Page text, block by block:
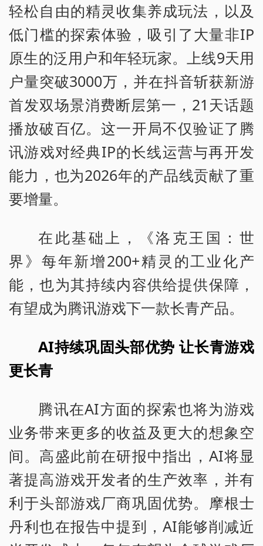
轻松自由的精灵收集养成玩法，以及
低门槛的探索体验，吸引了大量非IP
原生的泛用户和年轻玩家。上线9天用
户量突破3000万，并在抖音斩获新游
首发双场景消费断层第一，21天话题
播放破百亿。这一开局不仅验证了腾
讯游戏对经典IP的长线运营与再开发
能力，也为2026年的产品线贡献了重
要增量。
在此基础上，《洛克王国：世
界》每年新增200+精灵的工业化产
能，也为其持续内容供给提供保障，
有望成为腾讯游戏下一款长青产品。
AI持续巩固头部优势 让长青游戏
更长青
腾讯在AI方面的探索也将为游戏
业务带来更多的收益及更大的想象空
间。高盛此前在研报中指出，AI将显
著提高游戏开发者的生产效率，并有
利于头部游戏厂商巩固优势。摩根士
丹利也在报告中提到，AI能够削减近